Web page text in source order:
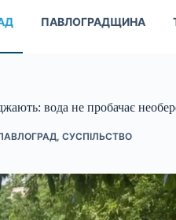
ПАВЛОГРАДЩИНА
вода не пробачає
, СУСПІЛЬСТВО